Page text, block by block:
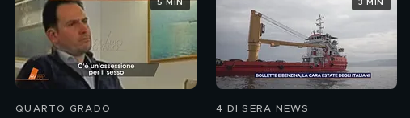
QUARTO GRADO
5 MIN
4 DI SERA NEWS
3 MIN